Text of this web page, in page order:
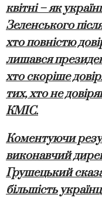
квітні – як
Зеленського
хто повністю
лишався
хто скоріше
тих, хто не
КМІС.
Коментуючи
виконавчий
Грушецький
більшість